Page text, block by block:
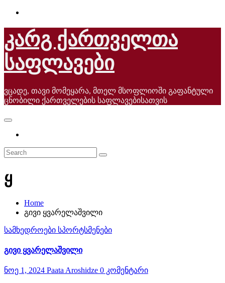
Skip
content
კარგ ქართველთა
საფლავები
ვცადე, თავი მომეყარა, მთელ მსოფლიოში გაფანტული
ცნობილი ქართველების საფლავებისათვის
ყ
Home
გივი ყვარელაშვილი
სამხედროები სპორტსმენები
გივი ყვარელაშვილი
ნოე 1, 2024 Paata Aroshidze 0 კომენტარი